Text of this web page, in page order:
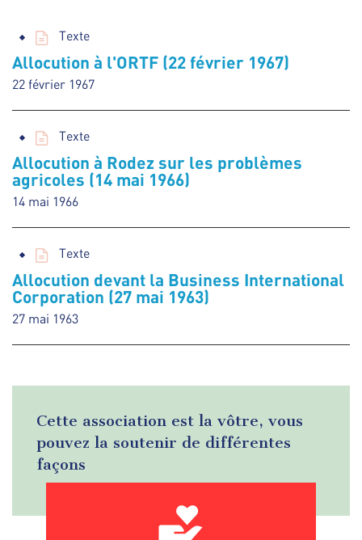
Texte
Allocution à l'ORTF (22 février 1967)
22 février 1967
Texte
Allocution à Rodez sur les problèmes
agricoles (14 mai 1966)
14 mai 1966
Texte
Allocution devant la Business International
Corporation (27 mai 1963)
27 mai 1963
Cette association est la vôtre, vous
pouvez la soutenir de différentes
façons